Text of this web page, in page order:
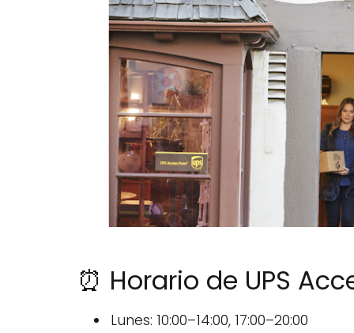
⏰ Horario de UPS
Lunes: 10:00–14:00, 17:00–20:00